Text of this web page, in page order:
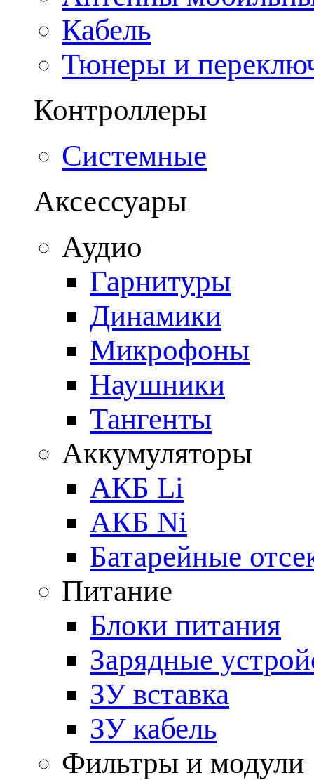
Кабель
Тюнеры и
Контроллеры
Системные
Аксессуары
Аудио
Гарнитуры
Динамики
Микрофоны
Наушники
Тангенты
Аккумуляторы
АКБ Li
АКБ Ni
Батарейные
Питание
Блоки питания
Зарядные
ЗУ вставка
ЗУ кабель
Фильтры и модули